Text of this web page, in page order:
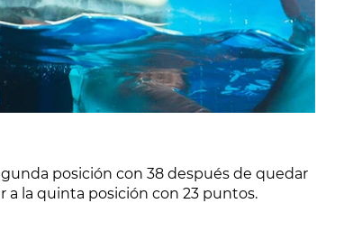
posición con 38 después de quedar
la quinta posición con 23 puntos.